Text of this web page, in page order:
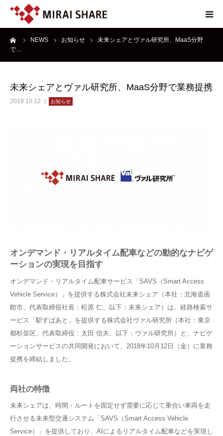
NEWS お知らせ
未来シェアとヴァル研究所、MaaS分野
で…
未来シェアとヴァル研究所、MaaS分野で業務提携
2018.10.12 お知らせ
オンデマンド・リアルタイム配車などの動的なナビゲ
ーションの実現を目指す
オンデマンド・リアルタイム配車サービス「SAVS（Smart Access
Vehicle Service）」を提供する株式会社未来シェア（本社：北海道函
館市、代表取締役社長：松原 仁、以下：未来シェア）は、経路検索サ
ービス「駅すぱあと」を提供する株式会社ヴァル研究所（本社：東京
都杉並区、代表取締役：太田 信夫、以下：ヴァル研究所）と、ナビゲ
ーションサービスの共同開発において、2018年10月12日（金）に業務
提携を締結しました。
両社の特徴
未来シェアは、時間・ルートを固定せず需要に応じて乗合い車両を走
行させる未来型交通システム「SAVS（Smart Access Vehicle
Service）」を提供しており、AIによるリアルタイム配車などを実現し
NEWS
SERVICE